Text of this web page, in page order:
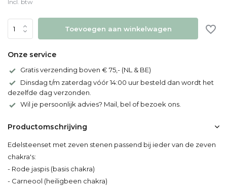
Incl. btw
Toevoegen aan winkelwagen
Onze service
Gratis verzending boven € 75,- (NL & BE)
Dinsdag t/m zaterdag vóór 14:00 uur besteld dan wordt het
dezelfde dag verzonden.
Wil je persoonlijk advies? Mail, bel of bezoek ons.
Productomschrijving
Edelsteenset met zeven stenen passend bij ieder van de zeven
chakra's:
- Rode jaspis (basis chakra)
- Carneool (heiligbeen chakra)